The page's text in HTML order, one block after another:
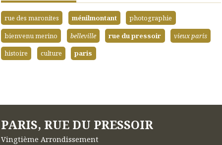
rue des maronites ménilmontant
photographie
bienvenu merino
belleville rue du pressoir
vieux paris
histoire
culture paris
PARIS, RUE DU PRESSOIR
Vingtième Arrondissement